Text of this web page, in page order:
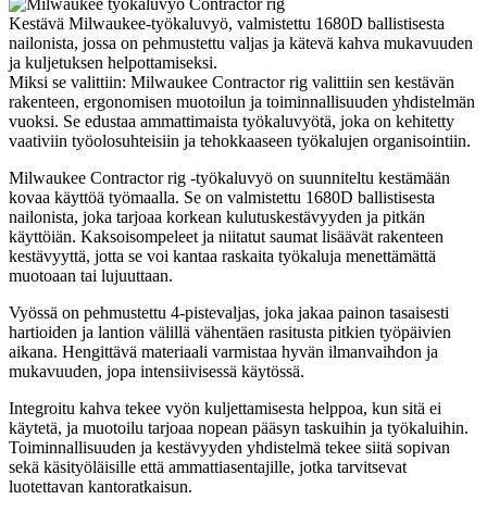
Kestävä Milwaukee-työkaluvyö, valmistettu 1680D ballistisesta
nailonista, jossa on pehmustettu valjas ja kätevä kahva mukavuuden
ja kuljetuksen helpottamiseksi.
Miksi se valittiin: Milwaukee Contractor rig valittiin sen kestävän
rakenteen, ergonomisen muotoilun ja toiminnallisuuden yhdistelmän
vuoksi. Se edustaa ammattimaista työkaluvyötä, joka on kehitetty
vaativiin työolosuhteisiin ja tehokkaaseen työkalujen organisointiin.
Milwaukee Contractor rig -työkaluvyö on suunniteltu kestämään
kovaa käyttöä työmaalla. Se on valmistettu 1680D ballistisesta
nailonista, joka tarjoaa korkean kulutuskestävyyden ja pitkän
käyttöiän. Kaksoisompeleet ja niitatut saumat lisäävät rakenteen
kestävyyttä, jotta se voi kantaa raskaita työkaluja menettämättä
muotoaan tai lujuuttaan.
Vyössä on pehmustettu 4-pistevaljas, joka jakaa painon tasaisesti
hartioiden ja lantion välillä vähentäen rasitusta pitkien työpäivien
aikana. Hengittävä materiaali varmistaa hyvän ilmanvaihdon ja
mukavuuden, jopa intensiivisessä käytössä.
Integroitu kahva tekee vyön kuljettamisesta helppoa, kun sitä ei
käytetä, ja muotoilu tarjoaa nopean pääsyn taskuihin ja työkaluihin.
Toiminnallisuuden ja kestävyyden yhdistelmä tekee siitä sopivan
sekä käsityöläisille että ammattiasentajille, jotka tarvitsevat
luotettavan kantoratkaisun.